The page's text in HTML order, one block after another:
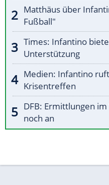
Matthäus über
Fußball"
Times: Infantino
Unterstützung
Medien: Infantino
Krisentreffen
DFB: Ermittlungen
noch an